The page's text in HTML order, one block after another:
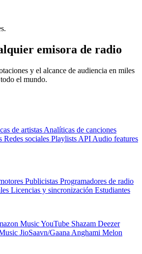
emisora de radio
y el alcance de audiencia en miles
el mundo.
de artistas Analíticas de canciones
Redes sociales Playlists API Audio features
Publicistas Programadores de radio
Licencias y sincronización Estudiantes
MusicYouTube Shazam Deezer
JioSaavn/Gaana Anghami Melon